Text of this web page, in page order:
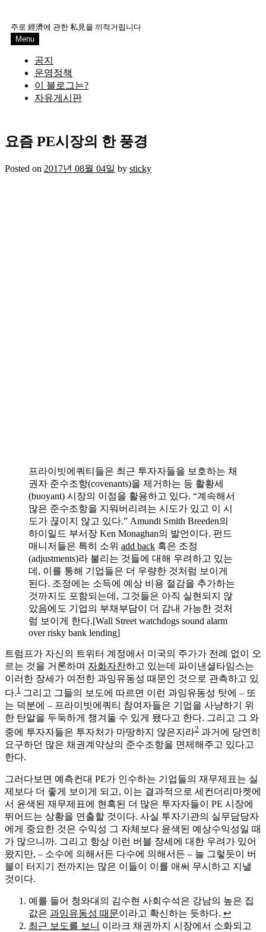
content
주로 經濟에 관한 私見을 끼적거립니다
Menu
공지
운영정책
이 블로그는?
자유게시판
요즘 PE시장의 한 풍경
Posted on 2017년 08월 04일 by sticky
프라이빗에쿼티들은 최근 투자자들을 보호하는 채
권자 준수조항(covenants)을 제거하는 등 활황세
(buoyant) 시장의 이점을 활용하고 있다. “계속해서
많은 준수조항을 지워버리려는 시도가 있고 이 시
도가 끊이지 않고 있다.” Amundi Smith Breeden의
하이일드 부서장 Ken Monaghan의 발언이다. 펀드
매니저들은 특히 소위 add back 혹은 조정
(adjustments)라 불리는 것들에 대해 우려하고 있는
데, 이를 통해 기업들은 더 우량한 것처럼 보이게
된다. 조정에는 소득에 예상 비용 절감을 추가하는
것까지도 포함되는데, 그것들은 아직 실현되지 않
았음에도 기업의 부채부담이 더 감내 가능한 것처
럼 보이게 한다.[Wall Street watchdogs sound alarm
over risky bank lending]
트럼프가 자신의 트위터 계정에서 미국의 주가가 전례 없이 오
르는 것을 거론하며 자화자찬하고 있는데 파이낸셜타임스는
이러한 장세가 여전한 과잉유동성 때문인 것으로 관측하고 있
다.1 그리고 그들의 보도에 따르면 이런 과잉유동성 탓에 – 또
는 덕분에 – 프라이빗에쿼티 참여자들은 기업을 사냥하기 위
한 탄알을 두둑하게 챙겨둘 수 있게 됐다고 한다. 그리고 그 와
중에 투자자들은 투자처가 마땅하지 않은지라2 과거에 당연히
요구하던 많은 채권계약상의 준수조항을 면제해주고 있다고
한다.
그러다보면 예측컨대 PE가 인수하는 기업들의 재무제표는 실
제보다 더 좋게 보이게 되고, 이는 결과적으로 세컨더리마켓에
서 윤색된 재무제표에 현혹된 더 많은 투자자들이 PE 시장에
뛰어드는 상황을 연출할 것이다. 사실 투자기관의 실무담당자
에게 중요한 것은 수익성 그 자체보다 윤색된 예상수익성일 때
가 많으니까. 그리고 항상 이런 버블 장세에 대한 우려가 있어
왔지만, – 소수에 의해서든 다수에 의해서든 – 늘 그렇듯이 버
블이 터지기 전까지는 많은 이들이 이를 애써 무시하고 지낼
것이다.
예를 들어 청와대의 김수현 사회수석은 강남의 높은 집
값은 과잉유동성 때문이라고 확신하는 듯하다. ↩
최근 보도를 보니 이라크 채권까지 시장에서 소화되고